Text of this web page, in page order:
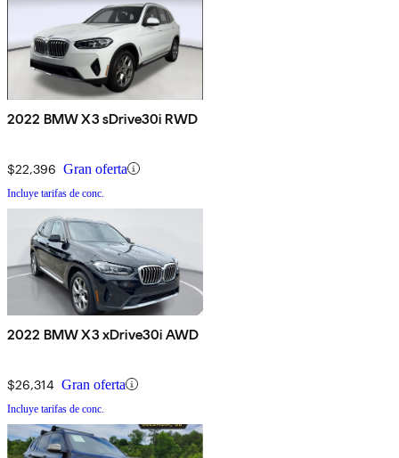
2022 BMW X3 sDrive30i RWD
$22,396 Gran oferta
Incluye tarifas de conc.
2022 BMW X3 xDrive30i AWD
$26,314 Gran oferta
Incluye tarifas de conc.